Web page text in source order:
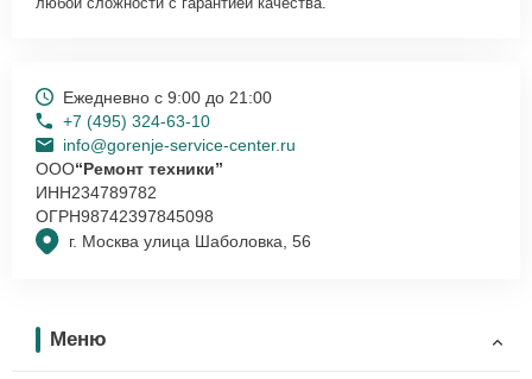
г. Москва улица Шаболовка, 56
Ежедневно с 9:00 до 21:00
+7 (495) 324-63-10
info@gorenje-service-center.ru
ООО“Ремонт техники”
ИНН234789782
ОГРН98742397845098
Меню